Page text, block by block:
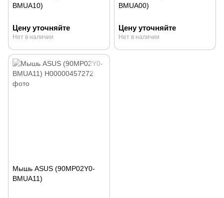
BMUA10)
Цену уточняйте
Нет в наличии
BMUA00)
Цену уточняйте
Нет в наличии
Мышь ASUS (90MP02Y0-
BMUA11)